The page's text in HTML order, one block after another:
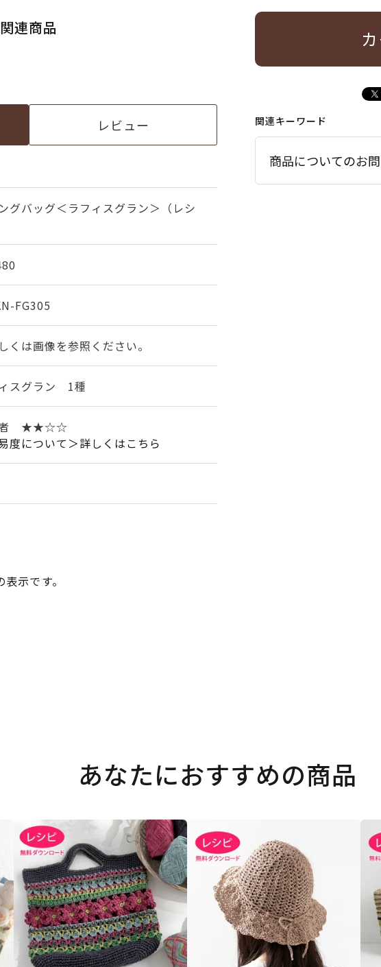
関連商品
レビュー
グバッグ＜ラフィスグラン＞（レシ
FG305
くは画像を参照ください。
スグラン 1種
者 ★★☆☆
度について＞詳しくはこちら
示です。
関連キーワード
商品についてのお
あなたにおすすめの商品